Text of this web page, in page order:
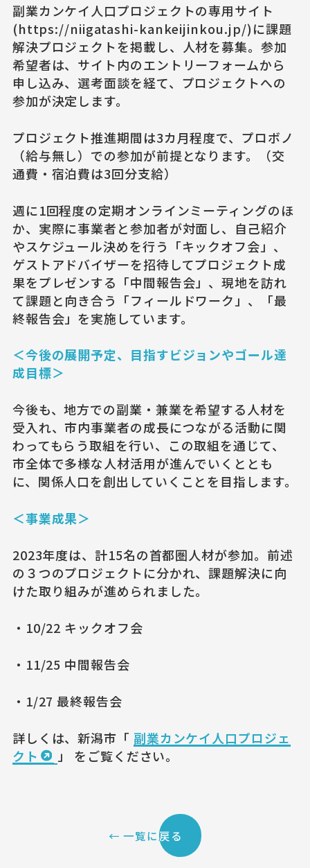
副業カンケイ人口プロジェクトの専用サイト
(https://niigatashi-kankeijinkou.jp/)に課題
解決プロジェクトを掲載し、人材を募集。参加
希望者は、サイト内のエントリーフォームから
申し込み、選考面談を経て、プロジェクトへの
参加が決定します。
プロジェクト推進期間は3カ月程度で、プロボノ
（給与無し）での参加が前提となります。（交
通費・宿泊費は3回分支給）
週に1回程度の定期オンラインミーティングのほ
か、実際に事業者と参加者が対面し、自己紹介
やスケジュール決めを行う「キックオフ会」、
ゲストアドバイザーを招待してプロジェクト成
果をプレゼンする「中間報告会」、現地を訪れ
て課題と向き合う「フィールドワーク」、「最
終報告会」を実施しています。
＜今後の展開予定、目指すビジョンやゴール達
成目標＞
今後も、地方での副業・兼業を希望する人材を
受入れ、市内事業者の成長につながる活動に関
わってもらう取組を行い、この取組を通じて、
市全体で多様な人材活用が進んでいくととも
に、関係人口を創出していくことを目指します。
＜事業成果＞
2023年度は、計15名の首都圏人材が参加。前述
の３つのプロジェクトに分かれ、課題解決に向
けた取り組みが進められました。
・10/22 キックオフ会
・11/25 中間報告会
・1/27 最終報告会
詳しくは、新潟市「 副業カンケイ人口プロジェ
クト
」 をご覧ください。
← 一覧に戻る